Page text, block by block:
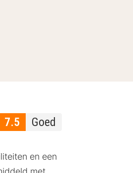
7.5 Goed
en een